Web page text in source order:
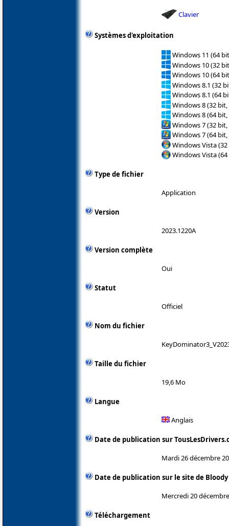
Clavier
Systèmes d'exploitation
Windows 11 (64
Windows 10 (32
Windows 10 (64
Windows 8.1 (32
Windows 8.1 (64
Windows 8 (32 bit,
Windows 8 (64 bit,
Windows 7 (32 bit,
Windows 7 (64 bit,
Windows Vista
Windows Vista
Type de fichier
Application
Version
2023.1220A
Version complète
Oui
Statut
Officiel
Nom du fichier
Taille du fichier
19,6 Mo
Langue
Anglais
Date de publication sur
Mardi 26 décembre
Date de publication sur le site de Bloody
Mercredi 20
Téléchargement